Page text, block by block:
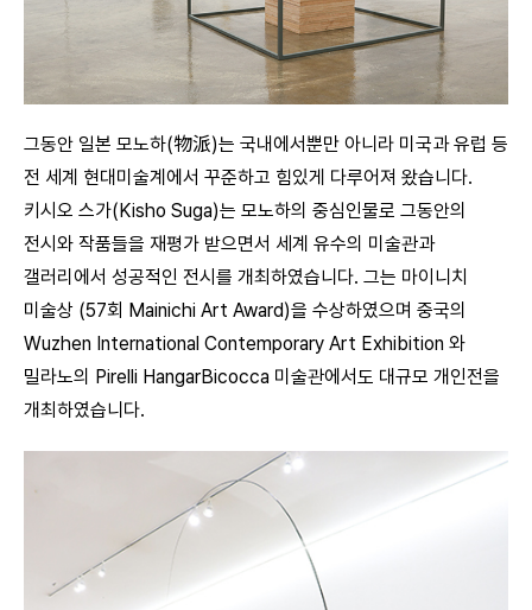
그동안 일본 모노하(物派)는 국내에서뿐만 아니라 미국과 유럽 등
전 세계 현대미술계에서 꾸준하고 힘있게 다루어져 왔습니다.
키시오 스가(Kisho Suga)는 모노하의 중심인물로 그동안의
전시와 작품들을 재평가 받으면서 세계 유수의 미술관과
갤러리에서 성공적인 전시를 개최하였습니다. 그는 마이니치
미술상 (57회 Mainichi Art Award)을 수상하였으며 중국의
Wuzhen International Contemporary Art Exhibition 와
밀라노의 Pirelli HangarBicocca 미술관에서도 대규모 개인전을
개최하였습니다.